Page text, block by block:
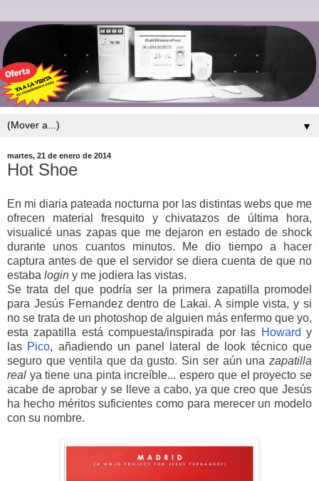
▼
martes, 21 de enero de 2014
Hot Shoe
En mi diaria pateada nocturna por las distintas webs que me
ofrecen material fresquito y chivatazos de última hora,
visualicé unas zapas que me dejaron en estado de shock
durante unos cuantos minutos. Me dio tiempo a hacer
captura antes de que el servidor se diera cuenta de que no
estaba login y me jodiera las vistas.
Se trata del que podría ser la primera zapatilla promodel
para Jesús Fernandez dentro de Lakai. A simple vista, y si
no se trata de un photoshop de alguien más enfermo que yo,
esta zapatilla está compuesta/inspirada por las Howard y
las Pico, añadiendo un panel lateral de look técnico que
seguro que ventila que da gusto. Sin ser aún una zapatilla
real ya tiene una pinta increíble... espero que el proyecto se
acabe de aprobar y se lleve a cabo, ya que creo que Jesús
ha hecho méritos suficientes como para merecer un modelo
con su nombre.